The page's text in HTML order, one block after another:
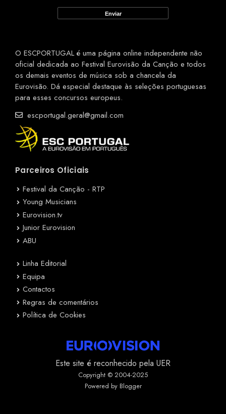
O ESCPORTUGAL é uma página online independente não
oficial dedicada ao Festival Eurovisão da Canção e todos
os demais eventos de música sob a chancela da
Eurovisão. Dá especial destaque às seleções portuguesas
para esses concursos europeus.
escportugal.geral@gmail.com
Parceiros Oficiais
Festival da Canção - RTP
Young Musicians
Eurovision.tv
Junior Eurovision
ABU
Linha Editorial
Equipa
Contactos
Regras de comentários
Política de Cookies
Este site é reconhecido pela UER
Copyright © 2004-2025
Powered by Blogger